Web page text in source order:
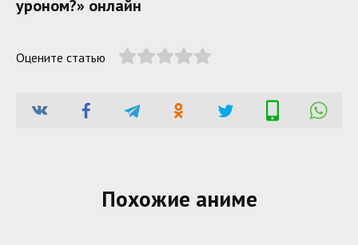
уроном?» онлайн
Оцените статью
Похожие аниме